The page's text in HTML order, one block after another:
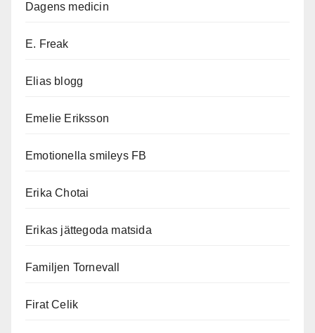
Dagens medicin
E. Freak
Elias blogg
Emelie Eriksson
Emotionella smileys FB
Erika Chotai
Erikas jättegoda matsida
Familjen Tornevall
Firat Celik